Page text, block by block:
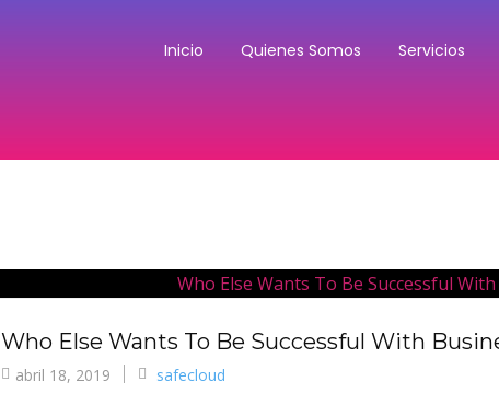
Inicio Quienes Somos Servicios
Who Else Wants To Be Successful With
abril 18, 2019 safecloud